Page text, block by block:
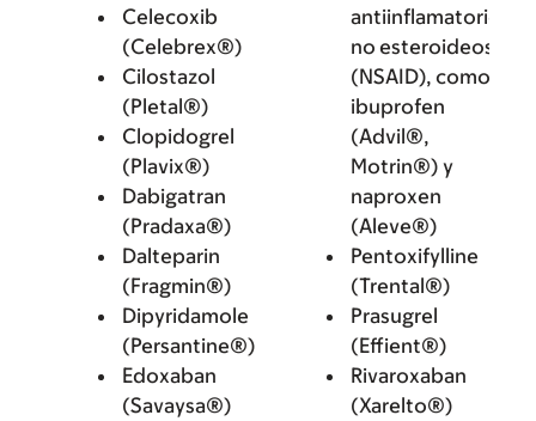
Celecoxib
(Celebrex®)
Cilostazol
(Pletal®)
Clopidogrel
(Plavix®)
Dabigatran
(Pradaxa®)
Dalteparin
(Fragmin®)
Dipyridamole
(Persantine®)
Edoxaban
(Savaysa®)
antiinflamatorios
no esteroideos
(NSAID), como
ibuprofen
(Advil®,
Motrin®) y
naproxen
(Aleve®)
Pentoxifylline
(Trental®)
Prasugrel
(Effient®)
Rivaroxaban
(Xarelto®)